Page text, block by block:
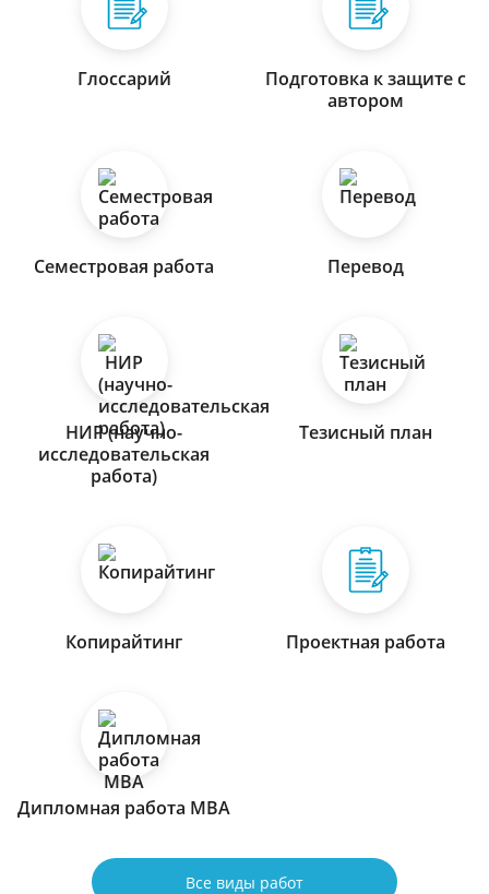
Глоссарий
Подготовка к защите с
автором
Семестровая работа Перевод
НИР (научно-
исследовательская
работа)
Тезисный план
Копирайтинг Проектная работа
Дипломная работа МВА
Все виды работ